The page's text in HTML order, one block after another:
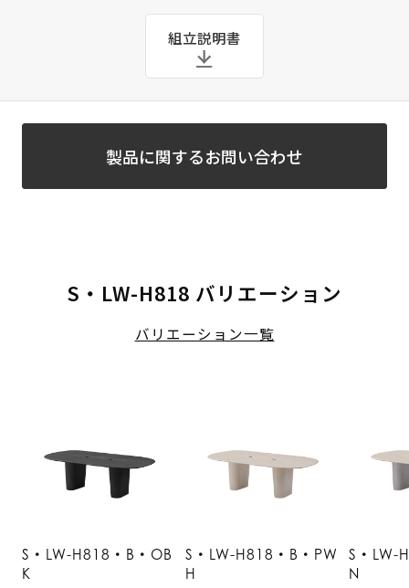
組立説明書
製品に関するお問い合わせ
S・LW-H818 バリエーション
バリエーション一覧
S・LW-H818・B・OB
K
S・LW-H818・B・PW
H
S・LW-
N